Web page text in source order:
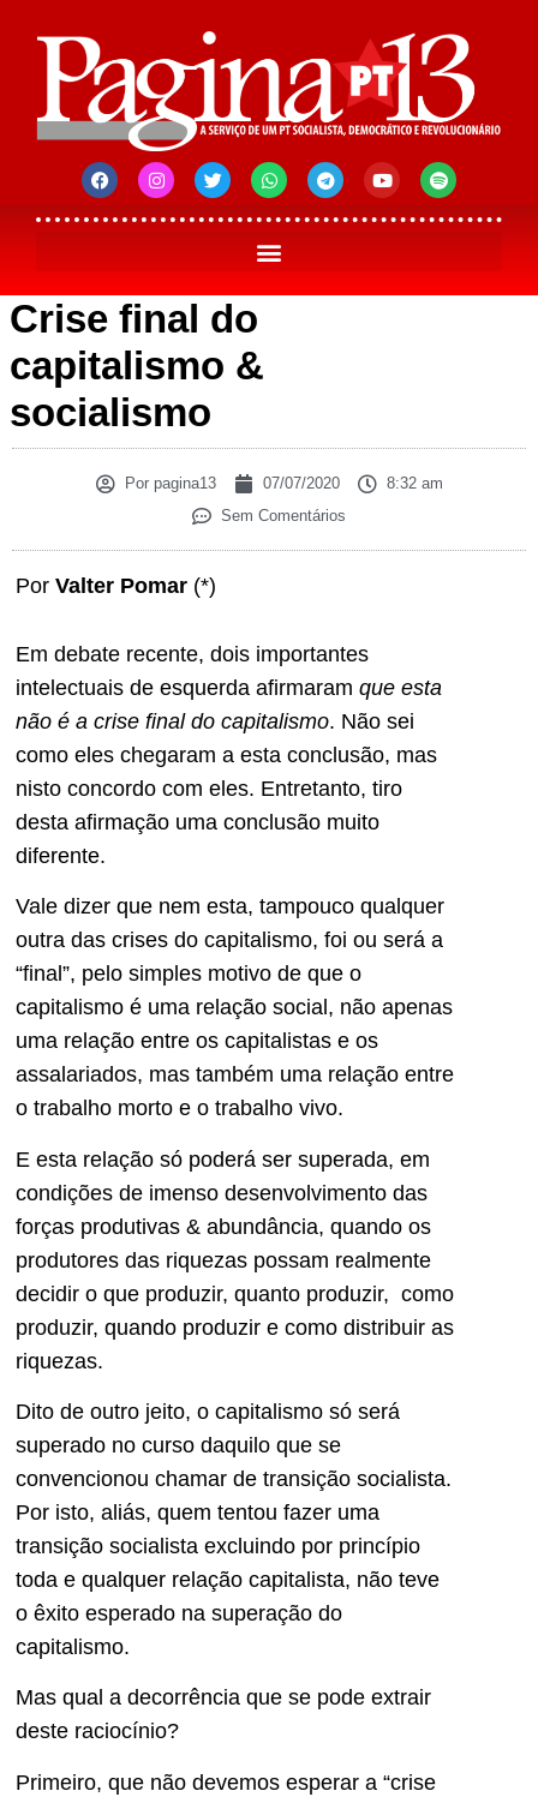
Crise final do
capitalismo &
socialismo
Porpagina13 07/07/2020
8:32 am
Sem Comentários
Por Valter Pomar (*)
Em debate recente, dois importantes
intelectuais de esquerda afirmaram que esta
não é a crise final do capitalismo. Não sei
como eles chegaram a esta conclusão, mas
nisto concordo com eles. Entretanto, tiro
desta afirmação uma conclusão muito
diferente.
Vale dizer que nem esta, tampouco qualquer
outra das crises do capitalismo, foi ou será a
“final”, pelo simples motivo de que o
capitalismo é uma relação social, não apenas
uma relação entre os capitalistas e os
assalariados, mas também uma relação entre
o trabalho morto e o trabalho vivo.
E esta relação só poderá ser superada, em
condições de imenso desenvolvimento das
forças produtivas & abundância, quando os
produtores das riquezas possam realmente
decidir o que produzir, quanto produzir, como
produzir, quando produzir e como distribuir as
riquezas.
Dito de outro jeito, o capitalismo só será
superado no curso daquilo que se
convencionou chamar de transição socialista.
Por isto, aliás, quem tentou fazer uma
transição socialista excluindo por princípio
toda e qualquer relação capitalista, não teve
o êxito esperado na superação do
capitalismo.
Mas qual a decorrência que se pode extrair
deste raciocínio?
Primeiro, que não devemos esperar a “crise